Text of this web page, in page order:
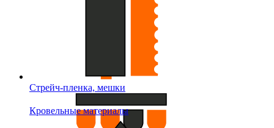
Стрейч-пленка, мешки
Кровельные материалы